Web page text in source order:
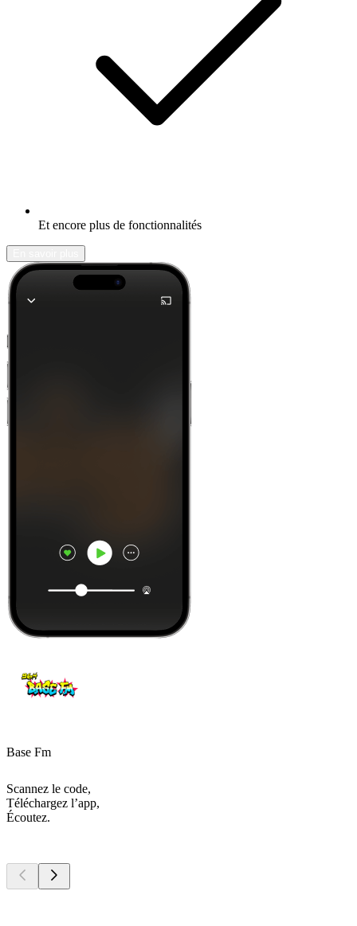
Et encore plus de fonctionnalités
Base Fm
Scannez le code,
Téléchargez l’app,
Écoutez.